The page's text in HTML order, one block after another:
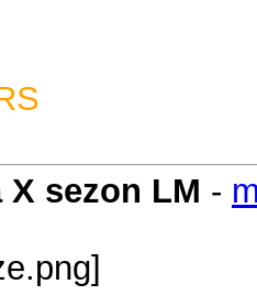
X sezon LM -